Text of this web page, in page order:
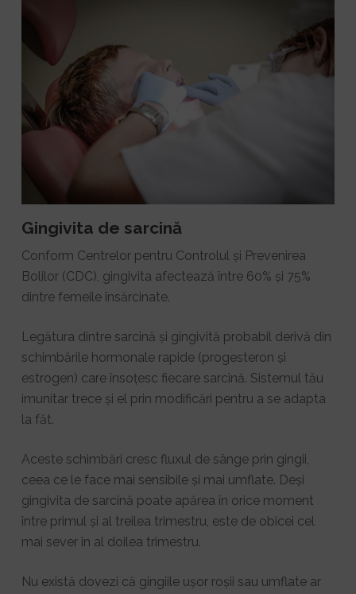
Gingivita de sarcină
Conform Centrelor pentru Controlul și Prevenirea
Bolilor (CDC), gingivita afectează între 60% și 75%
dintre femeile însărcinate.
Legătura dintre sarcină și gingivită probabil derivă din
schimbările hormonale rapide (progesteron și
estrogen) care însoțesc fiecare sarcină. Sistemul tău
imunitar trece și el prin modificări pentru a se adapta
la făt.
Aceste schimbări cresc fluxul de sânge prin gingii,
ceea ce le face mai sensibile și mai umflate. Deși
gingivita de sarcină poate apărea în orice moment
între primul și al treilea trimestru, este de obicei cel
mai sever în al doilea trimestru.
Nu există dovezi că gingiile ușor roșii sau umflate ar